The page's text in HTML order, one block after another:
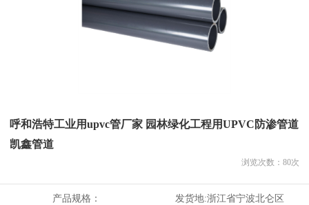
呼和浩特工业用upvc管厂家 园林绿化工程用UPVC防渗管道
凯鑫管道
浏览次数： 80次
产品规格： 发货地:浙江省宁波北仑区